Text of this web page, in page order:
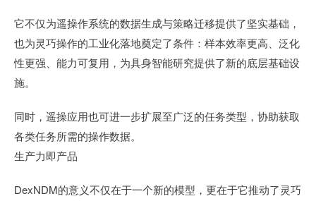
它不仅为遥操作系统的数据生成与策略迁移提供了坚实基础，
也为灵巧操作的工业化落地奠定了条件：样本效率更高、泛化
性更强、能力可复用，为具身智能研究提供了新的底层基础设
施。
同时，遥操应用也可进一步扩展至广泛的任务类型，协助获取
各类任务所需的操作数据。
生产力即产品
DexNDM的意义不仅在于一个新的模型，更在于它推动了灵巧